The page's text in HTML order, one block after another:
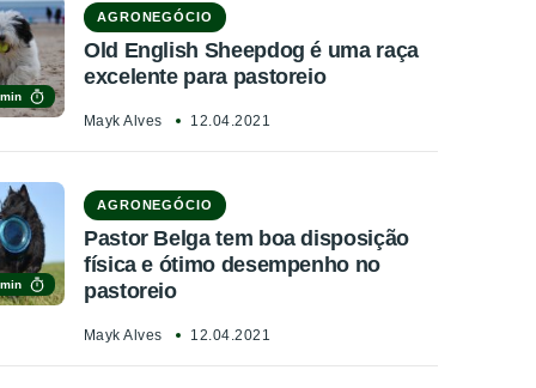
AGRONEGÓCIO
Old English Sheepdog é uma raça
excelente para pastoreio
Mayk Alves 12.04.2021
AGRONEGÓCIO
Pastor Belga tem boa disposição
física e ótimo desempenho no
pastoreio
Mayk Alves 12.04.2021